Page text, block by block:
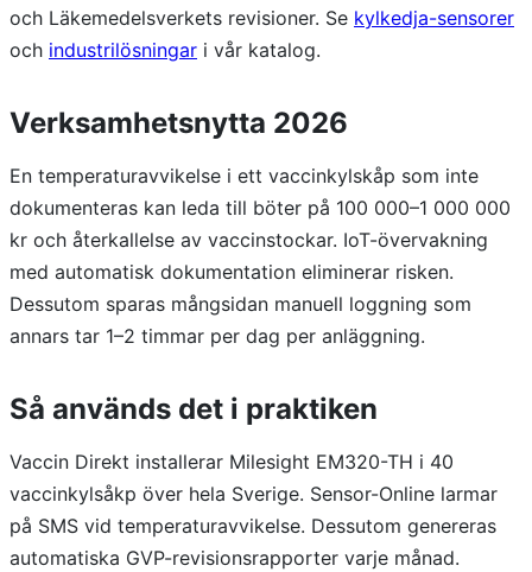
och Läkemedelsverkets revisioner. Se kylkedja-sensorer
och industrilösningar i vår katalog.
Verksamhetsnytta 2026
En temperaturavvikelse i ett vaccinkylskåp som inte
dokumenteras kan leda till böter på 100 000–1 000 000
kr och återkallelse av vaccinstockar. IoT-övervakning
med automatisk dokumentation eliminerar risken.
Dessutom sparas mångsidan manuell loggning som
annars tar 1–2 timmar per dag per anläggning.
Så används det i praktiken
Vaccin Direkt installerar Milesight EM320-TH i 40
vaccinkylsåkp över hela Sverige. Sensor-Online larmar
på SMS vid temperaturavvikelse. Dessutom genereras
automatiska GVP-revisionsrapporter varje månad.